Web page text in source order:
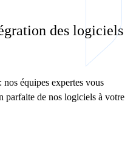
des logiciels
équipes expertes vous
parfaite de nos logiciels à votre